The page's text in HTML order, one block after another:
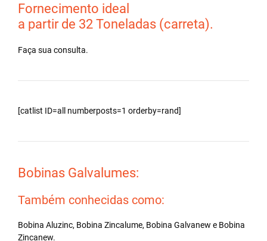
Fornecimento ideal
a partir de 32 Toneladas (carreta).
Faça sua consulta.
[catlist ID=all numberposts=1 orderby=rand]
Bobinas Galvalumes:
Também conhecidas como:
Bobina Aluzinc, Bobina Zincalume, Bobina Galvanew e Bobina
Zincanew.